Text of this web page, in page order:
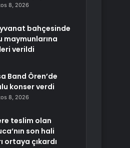
8, 2026
bahçesinde
maymunlarına
verildi
Band Ören’de
konser verdi
8, 2026
teslim olan
son hali
ortaya çıkardı